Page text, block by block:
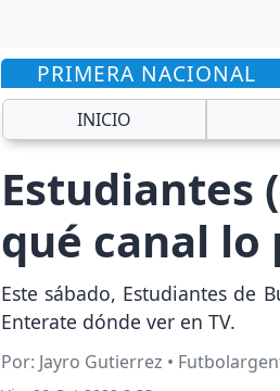
PRIMERA NACIONAL
INICIO
Estudiantes
qué canal lo
Este sábado, Estudiantes de
Enterate dónde ver en TV.
Por: Jayro Gutierrez •